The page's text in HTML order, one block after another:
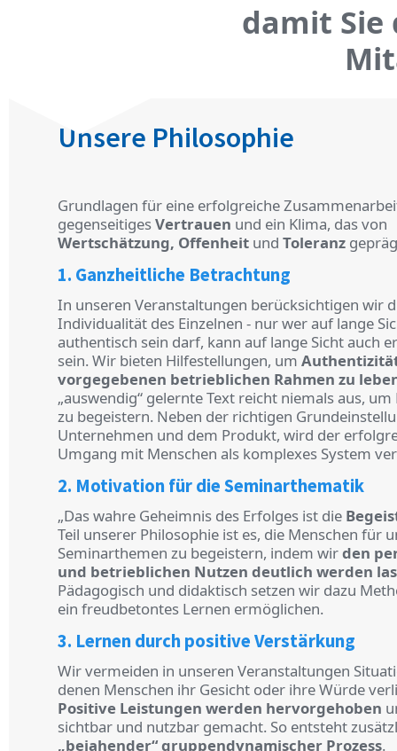
damit Sie
Unsere Philosophie
Grundlagen für eine erfolgreiche
gegenseitigesVertrauen und ein Klima, das von
Wertschätzung, Offenheit und Toleranz
1. Ganzheitliche Betrachtung
In unseren Veranstaltungen berücksichtigen wir
Individualität des Einzelnen - nur wer auf lange
authentisch sein darf, kann auf lange Sicht auch
sein. Wir bieten Hilfestellungen, um
vorgegebenen betrieblichen Rahmen zu
„auswendig“ gelernte Text reicht niemals aus,
zu begeistern. Neben der richtigen
Unternehmen und dem Produkt, wird der
Umgang mit Menschen als komplexes System
2. Motivation für die Seminarthematik
„Das wahre Geheimnis des Erfolges ist die
Teil unserer Philosophie ist es, die Menschen für
Seminarthemen zu begeistern, indem wirden
und betrieblichen Nutzen deutlich werden
Pädagogisch und didaktisch setzen wir dazu
ein freudbetontes Lernen ermöglichen.
3. Lernen durch positive Verstärkung
Wir vermeiden in unseren Veranstaltungen
denen Menschen ihr Gesicht oder ihre Würde
Positive Leistungen werden hervorgehoben
sichtbar und nutzbar gemacht. So entsteht
„bejahender“ gruppendynamischer Prozess.